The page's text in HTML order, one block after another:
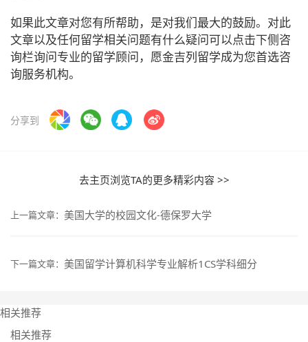
如果此文章对您有所帮助，是对我们最大的鼓励。对此
文章以及任何留学相关问题有什么疑问可以点击下侧咨
询栏询问专业的留学顾问，愿金吉列留学成为您首选咨
询服务机构。
分享到
去主页浏览TA的更多精彩内容 >>
上一篇文章： 美国大学的校园文化-德保罗大学
下一篇文章： 美国留学计算机科学专业解析1CS学科细分
相关推荐
相关推荐